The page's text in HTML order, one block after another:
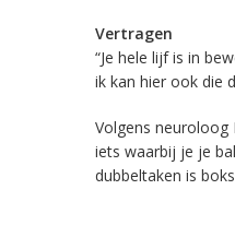
Vertragen
“Je hele lijf is in
ik kan hier ook die
Volgens neuroloog
iets waarbij je je
dubbeltaken is